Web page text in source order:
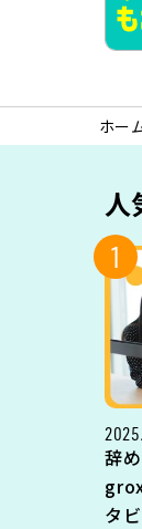
ホー
人
1
辞
タ